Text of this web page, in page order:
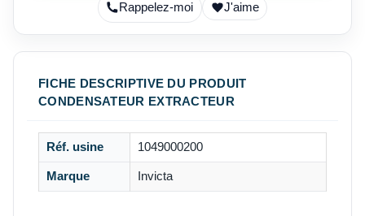
Rappelez-moi J'aime
FICHE DESCRIPTIVE DU PRODUIT
CONDENSATEUR EXTRACTEUR
Réf. usine 1049000200
Marque Invicta